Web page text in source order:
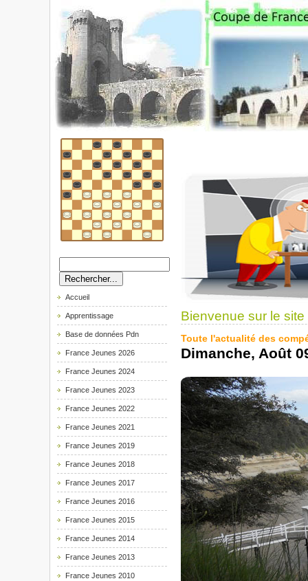
Accueil
Apprentissage
Base de données Pdn
France Jeunes 2026
France Jeunes 2024
France Jeunes 2023
France Jeunes 2022
France Jeunes 2021
France Jeunes 2019
France Jeunes 2018
France Jeunes 2017
France Jeunes 2016
France Jeunes 2015
France Jeunes 2014
France Jeunes 2013
France Jeunes 2010
Bienvenue sur le
Toute l'actualité des
Dimanche, Août